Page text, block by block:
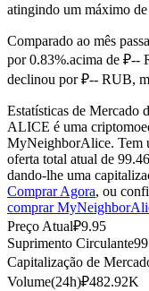
Copiar Trading
Junte-se aos
atingindo um máximo
Comparado ao mês
por 0.83%.acima de ₽--
declinou por ₽-- RUB,
Estatísticas de
ALICE é uma
MyNeighborAlice. Tem
oferta total atual de
dando-lhe uma
Comprar Agora, ou
comprar
Preço Atual₽9.95
Suprimento Circulante
Capitalização de
Volume(24h)₽482.92K